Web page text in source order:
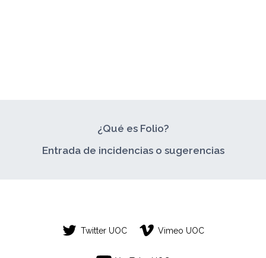
¿Qué es Folio?
Entrada de incidencias o sugerencias
Twitter UOC Vimeo UOC